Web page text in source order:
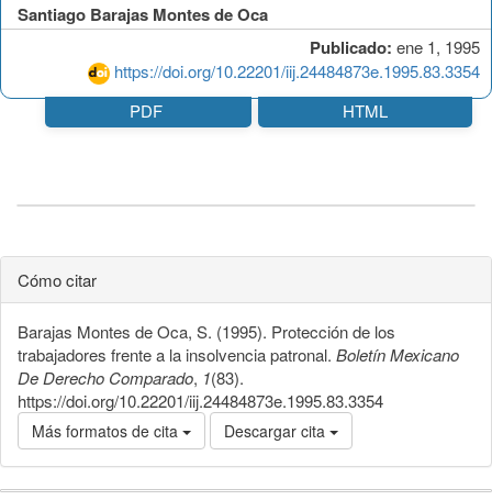
Publicado: ene 1, 1995
https://doi.org/10.22201/iij.24484873e.1995.83.3354
Santiago Barajas Montes de Oca
PDF HTML
Cómo citar
Barajas Montes de Oca, S. (1995). Protección de los
trabajadores frente a la insolvencia patronal. Boletín Mexicano
De Derecho Comparado, 1(83).
https://doi.org/10.22201/iij.24484873e.1995.83.3354
Más formatos de cita Descargar cita